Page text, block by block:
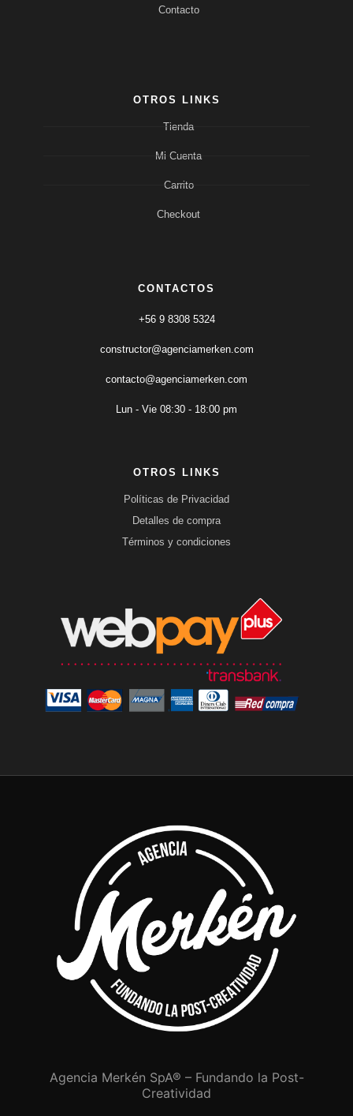
Contacto
OTROS LINKS
Tienda
Mi Cuenta
Carrito
Checkout
CONTACTOS
+56 9 8308 5324
constructor@agenciamerken.com
contacto@agenciamerken.com
Lun - Vie 08:30 - 18:00 pm
OTROS LINKS
Políticas de Privacidad
Detalles de compra
Términos y condiciones
Agencia Merkén SpA® – Fundando la Post-
Creatividad